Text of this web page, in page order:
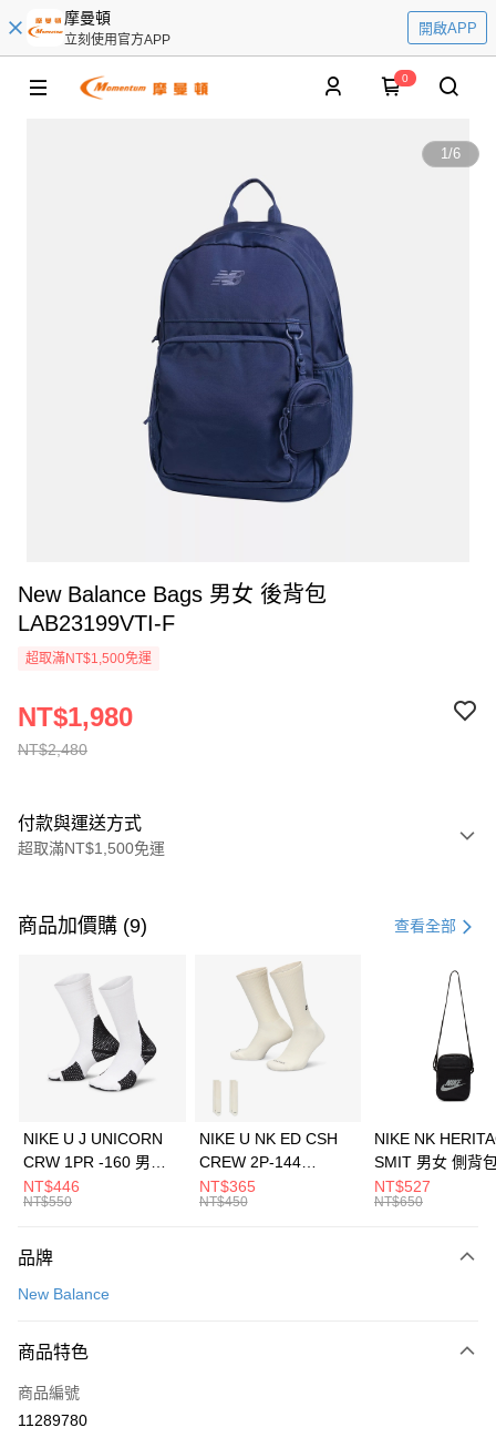
摩曼頓
立刻使用官方APP
開啟APP
0
1/6
New Balance Bags 男女 後背包
LAB23199VTI-F
超取滿NT$1,500免運
NT$2,480
NT$1,980
付款與運送方式
超取滿NT$1,500免運
信用卡一次付款
3 期 0 利率 每期 21家銀行
合作金庫商業銀行
第一商業銀行
華南商業銀行
彰化商業銀行
上海商業儲蓄銀行
元大商業銀行
台灣樂天信用卡公司
Apple Pay
全盈+PAY
AFTEE先享後付
【關於「AFTEE先享後付」】
便利好安心！
３．安心：先確認商品／服務後，再付款。
【「AFTEE先享後付」結帳流程】
１．於結帳方式選擇「AFTEE先享後付」後，將跳轉至「AFTEE先享後付」
運送方式
每筆NT$100，滿NT$1,500(含以上)免運費
宅配
每筆NT$100，滿NT$1,500(含以上)免運費
商品加價購 (9) 查看全部
NIKE U J UNICORN
CRW 1PR -160 男女
中統襪 FZ3393100
NT$446
NT$550
NIKE U NK ED CSH
CREW 2P-144
EMBRDY 男女 短統襪
FZ3073133
NT$365
NT$450
NIKE NK
SMIT 男女 側背
BA5871010
NT$527
NT$650
品牌
New Balance
商品特色
商品編號
11289780